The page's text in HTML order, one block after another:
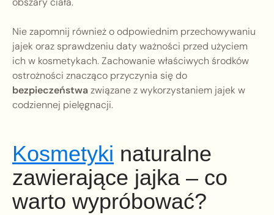
Nie zapomnij również o odpowiednim przechowywaniu
jajek oraz sprawdzeniu daty ważności przed użyciem
ich w kosmetykach. Zachowanie właściwych środków
ostrożności znacząco przyczynia się do
bezpieczeństwazwiązane z wykorzystaniem jajek w
codziennej pielęgnacji.
Kosmetyki naturalne
zawierające jajka – co
warto wypróbować?